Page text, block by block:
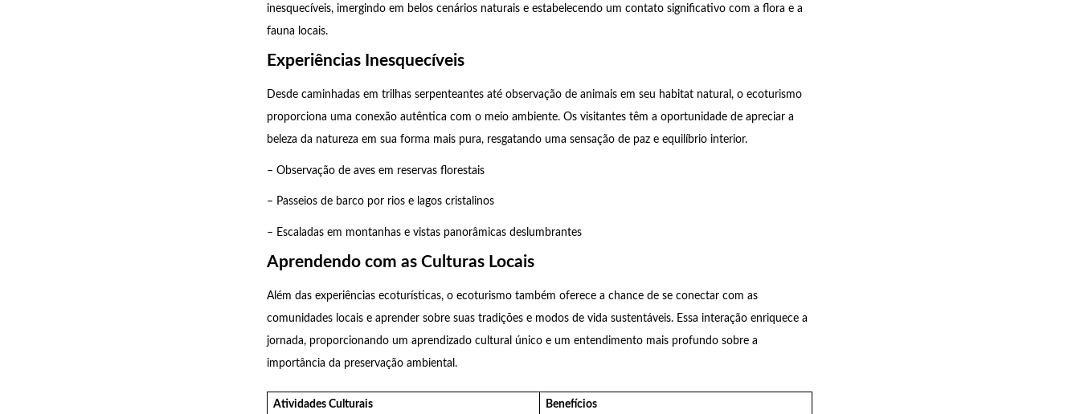
inesquecíveis, imergindo em belos cenários naturais e estabelecendo um contato significativo com a flora e a
fauna locais.
Experiências Inesquecíveis
Desde caminhadas em trilhas serpenteantes até observação de animais em seu habitat natural, o ecoturismo
proporciona uma conexão autêntica com o meio ambiente. Os visitantes têm a oportunidade de apreciar a
beleza da natureza em sua forma mais pura, resgatando uma sensação de paz e equilíbrio interior.
– Observação de aves em reservas florestais
– Passeios de barco por rios e lagos cristalinos
– Escaladas em montanhas e vistas panorâmicas deslumbrantes
Aprendendo com as Culturas Locais
Além das experiências ecoturísticas, o ecoturismo também oferece a chance de se conectar com as
comunidades locais e aprender sobre suas tradições e modos de vida sustentáveis. Essa interação enriquece a
jornada, proporcionando um aprendizado cultural único e um entendimento mais profundo sobre a
importância da preservação ambiental.
Atividades Culturais Benefícios